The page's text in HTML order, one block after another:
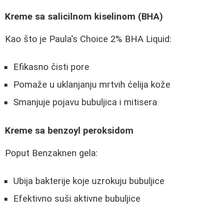
Kreme sa salicilnom kiselinom (BHA)
Kao što je Paula's Choice 2% BHA Liquid:
Efikasno čisti pore
Pomaže u uklanjanju mrtvih ćelija kože
Smanjuje pojavu bubuljica i mitisera
Kreme sa benzoyl peroksidom
Poput Benzaknen gela:
Ubija bakterije koje uzrokuju bubuljice
Efektivno suši aktivne bubuljice